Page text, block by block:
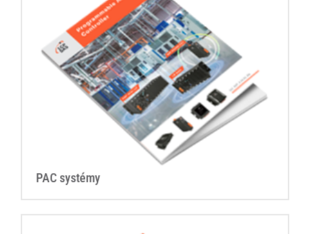
PAC systémy